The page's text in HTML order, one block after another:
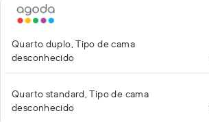
Quarto duplo, Tipo de cama
desconhecido
Quarto standard, Tipo de cama
desconhecido